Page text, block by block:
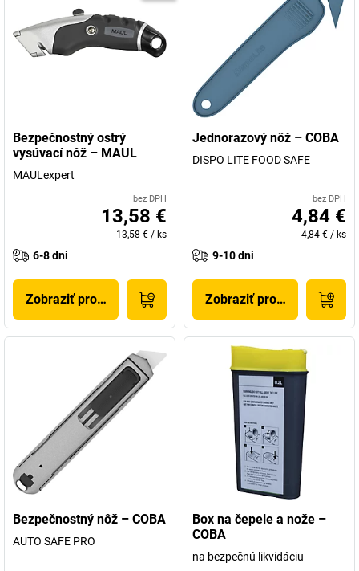
Bezpečnostný ostrý
vysúvací nôž – MAUL
MAULexpert
bez DPH
13,58 €
13,58 € / ks
6-8 dni
Zobraziť produkt
Jednorazový nôž – COBA
DISPO LITE FOOD SAFE
bez DPH
4,84 €
4,84 € / ks
9-10 dni
Zobraziť produkt
Bezpečnostný nôž – COBA
AUTO SAFE PRO
Box na čepele a nože –
COBA
na bezpečnú likvidáciu